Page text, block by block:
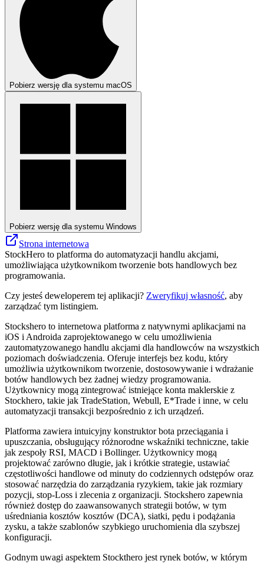
Pobierz wersję dla systemu macOS
Pobierz wersję dla systemu Windows
Strona internetowa
StockHero to platforma do automatyzacji handlu akcjami,
umożliwiająca użytkownikom tworzenie bots handlowych bez
programowania.
Czy jesteś deweloperem tej aplikacji? Zweryfikuj własność, aby
zarządzać tym listingiem.
Stockshero to internetowa platforma z natywnymi aplikacjami na
iOS i Androida zaprojektowanego w celu umożliwienia
zautomatyzowanego handlu akcjami dla handlowców na wszystkich
poziomach doświadczenia. Oferuje interfejs bez kodu, który
umożliwia użytkownikom tworzenie, dostosowywanie i wdrażanie
botów handlowych bez żadnej wiedzy programowania.
Użytkownicy mogą zintegrować istniejące konta maklerskie z
Stockhero, takie jak TradeStation, Webull, E*Trade i inne, w celu
automatyzacji transakcji bezpośrednio z ich urządzeń.
Platforma zawiera intuicyjny konstruktor bota przeciągania i
upuszczania, obsługujący różnorodne wskaźniki techniczne, takie
jak zespoły RSI, MACD i Bollinger. Użytkownicy mogą
projektować zarówno długie, jak i krótkie strategie, ustawiać
częstotliwości handlowe od minuty do codziennych odstępów oraz
stosować narzędzia do zarządzania ryzykiem, takie jak rozmiary
pozycji, stop-Loss i zlecenia z organizacji. Stockshero zapewnia
również dostęp do zaawansowanych strategii botów, w tym
uśredniania kosztów kosztów (DCA), siatki, pędu i podążania
zysku, a także szablonów szybkiego uruchomienia dla szybszej
konfiguracji.
Godnym uwagi aspektem Stockthero jest rynek botów, w którym